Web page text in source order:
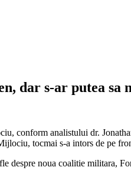
dar s-ar putea sa
conform analistului dr.
tocmai s-a intors de pe
despre noua coalitie militara,